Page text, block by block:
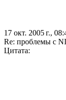
17 окт. 2005 г.,
Re: проблемы с
Цитата: